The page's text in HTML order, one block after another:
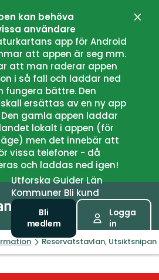
kan behöva
användare
app för Android
att appen är seg mm.
att man raderar appen
i så fall och laddar ned
fungera bättre. Den
ersättas av en ny app
gamla appen laddar
lokalt i appen (för
men det innebär att
vissa telefoner - då
och laddas ned igen!
UtforskaGuiderLän
Kommuner Bli kund
Bli
medlem
Logga
in
Reservatstavlan, Utsiktsnipan